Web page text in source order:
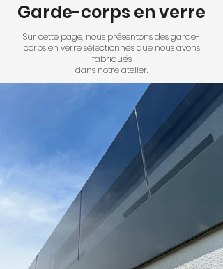
Garde-corps en verre
Sur cette page, nous présentons des garde-
corps en verre sélectionnés que nous avons
fabriqués
dans notre atelier.